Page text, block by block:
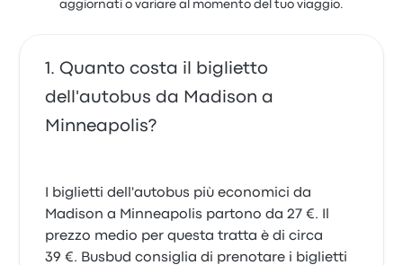
aggiornati o variare al momento del tuo viaggio.
Quanto costa il biglietto
dell'autobus da Madison a
Minneapolis?
I biglietti dell'autobus più economici da
Madison a Minneapolis partono da 27 €. Il
prezzo medio per questa tratta è di circa
39 €. Busbud consiglia di prenotare i biglietti